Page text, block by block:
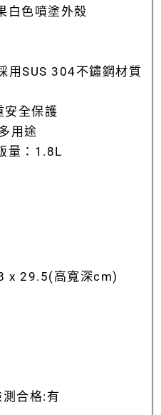
白色噴塗外殼
用SUS 304不鏽鋼材質
安全保護
用途
量：1.8L
x 29.5(高寬深cm)
合格:有